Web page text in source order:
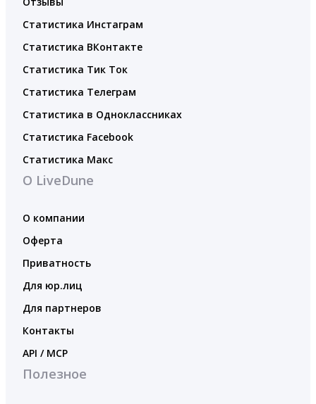
Статистика Инстаграм
Статистика ВКонтакте
Статистика Тик Ток
Статистика Телеграм
Статистика в Одноклассниках
Статистика Facebook
Статистика Макс
О LiveDune
О компании
Оферта
Приватность
Для юр.лиц
Для партнеров
Контакты
API / MCP
Полезное